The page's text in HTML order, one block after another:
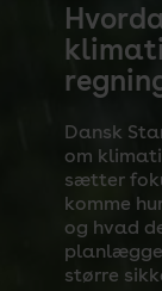
Dansk
om
sætter
komme
og hvad
større